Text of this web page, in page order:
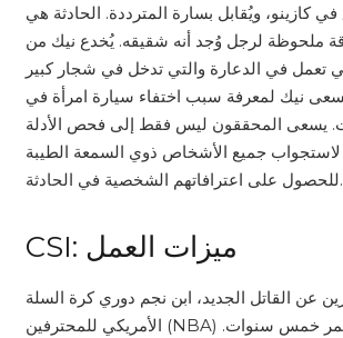
كازينو، ويُقابل بسارة المترددة. الحادثة هي
ملحوظة لرجل وُجد أنه شقيقه. يُخدع نيك من
تعمل في الدعارة والتي تدخل في شجار كبير
نيك لمعرفة سبب اختفاء سيارة امرأة في
يسعى المحققون ليس فقط إلى فحص الأدلة
لاستجواب جميع الأشخاص ذوي السمعة الطيبة
للحصول على اعترافاتهم الشخصية في الحادثة.
CSI: ميزات العمل
عن القاتل الجديد، ابن نجم دوري كرة السلة
الأمريكي للمحترفين (NBA) البالغ من العمر خمس سنوات.